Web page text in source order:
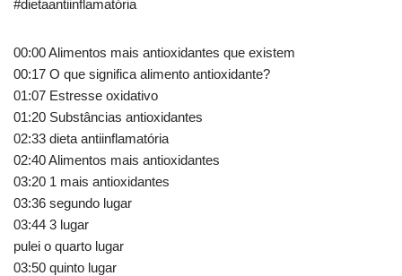
#dietaantiinflamatória
00:00 Alimentos mais antioxidantes que existem
00:17 O que significa alimento antioxidante?
01:07 Estresse oxidativo
01:20 Substâncias antioxidantes
02:33 dieta antiinflamatória
02:40 Alimentos mais antioxidantes
03:20 1 mais antioxidantes
03:36 segundo lugar
03:44 3 lugar
pulei o quarto lugar
03:50 quinto lugar